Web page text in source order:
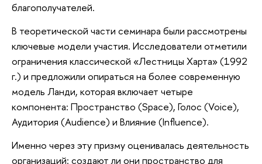
благополучателей.
В теоретической части семинара были рассмотрены
ключевые модели участия. Исследователи отметили
ограничения классической «Лестницы Харта» (1992
г.) и предложили опираться на более современную
модель Ланди, которая включает четыре
компонента: Пространство (Space), Голос (Voice),
Аудитория (Audience) и Влияние (Influence).
Именно через эту призму оценивалась деятельность
организаций: создают ли они пространство для